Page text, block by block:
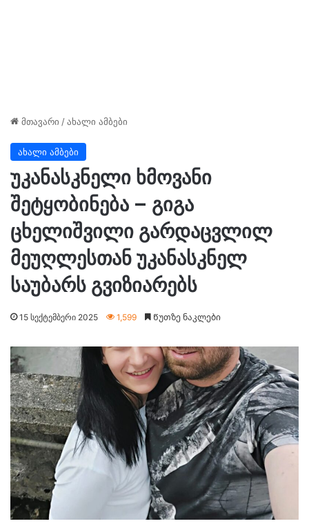
მთავარი /ახალი ამბები
ახალი ამბები
უკანასკნელი ხმოვანი
შეტყობინება – გიგა
ცხელიშვილი გარდაცვლილ
მეუღლესთან უკანასკნელ
საუბარს გვიზიარებს
15 სექტემბერი 2025 1,599 Წუთზე ნაკლები